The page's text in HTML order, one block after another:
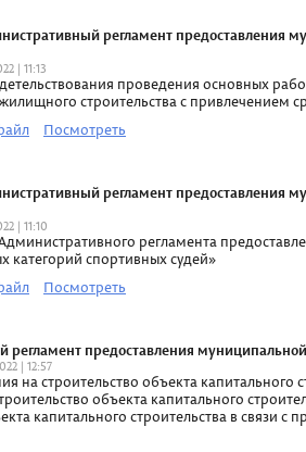
регламент предоставления
| 11:13
проведения основных
строительства с привлечением
Посмотреть
регламент предоставления
| 11:10
регламента
категорий спортивных судей»
Посмотреть
предоставления
| 12:57
на строительство объекта капитального
объекта капитального
капитального строительства в связи с